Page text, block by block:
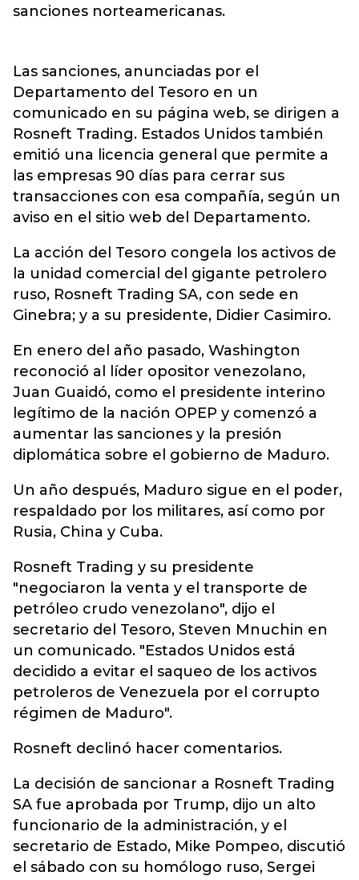
sanciones norteamericanas.
Las sanciones, anunciadas por el
Departamento del Tesoro en un
comunicado en su página web, se dirigen a
Rosneft Trading. Estados Unidos también
emitió una licencia general que permite a
las empresas 90 días para cerrar sus
transacciones con esa compañía, según un
aviso en el sitio web del Departamento.
La acción del Tesoro congela los activos de
la unidad comercial del gigante petrolero
ruso, Rosneft Trading SA, con sede en
Ginebra; y a su presidente, Didier Casimiro.
En enero del año pasado, Washington
reconoció al líder opositor venezolano,
Juan Guaidó, como el presidente interino
legítimo de la nación OPEP y comenzó a
aumentar las sanciones y la presión
diplomática sobre el gobierno de Maduro.
Un año después, Maduro sigue en el poder,
respaldado por los militares, así como por
Rusia, China y Cuba.
Rosneft Trading y su presidente
"negociaron la venta y el transporte de
petróleo crudo venezolano", dijo el
secretario del Tesoro, Steven Mnuchin en
un comunicado. "Estados Unidos está
decidido a evitar el saqueo de los activos
petroleros de Venezuela por el corrupto
régimen de Maduro".
Rosneft declinó hacer comentarios.
La decisión de sancionar a Rosneft Trading
SA fue aprobada por Trump, dijo un alto
funcionario de la administración, y el
secretario de Estado, Mike Pompeo, discutió
el sábado con su homólogo ruso, Sergei